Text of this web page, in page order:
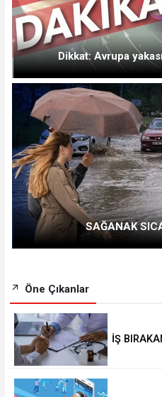
Dikkat: Avrupa
SAĞANAK
Öne Çıkanlar
İŞ